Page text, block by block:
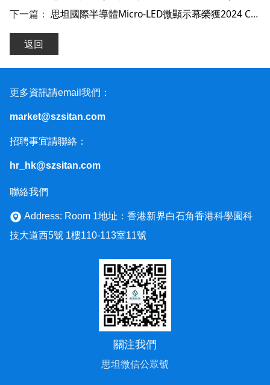
下一篇： 思坦國際半導體Micro-LED微顯示幕榮獲2024 CES最佳創新獎
返回
更多資訊請email我們：
market@szsitan.com
招聘事宜請聯絡：
hr_hk@szsitan.com
聯絡我們
Address: Room 1地址：香港新界白石角香港科學園科
技大道西5號 1樓110-113室11號
關注我們
思坦微信公眾號